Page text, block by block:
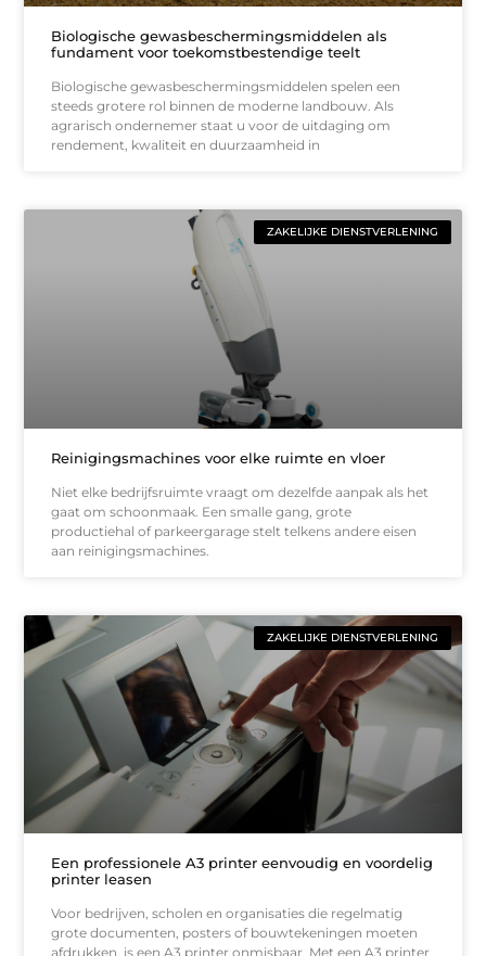
Biologische gewasbeschermingsmiddelen als
fundament voor toekomstbestendige teelt
Biologische gewasbeschermingsmiddelen spelen een
steeds grotere rol binnen de moderne landbouw. Als
agrarisch ondernemer staat u voor de uitdaging om
rendement, kwaliteit en duurzaamheid in
ZAKELIJKE DIENSTVERLENING
Reinigingsmachines voor elke ruimte en vloer
Niet elke bedrijfsruimte vraagt om dezelfde aanpak als het
gaat om schoonmaak. Een smalle gang, grote
productiehal of parkeergarage stelt telkens andere eisen
aan reinigingsmachines.
ZAKELIJKE DIENSTVERLENING
Een professionele A3 printer eenvoudig en voordelig
printer leasen
Voor bedrijven, scholen en organisaties die regelmatig
grote documenten, posters of bouwtekeningen moeten
afdrukken, is een A3 printer onmisbaar. Met een A3 printer